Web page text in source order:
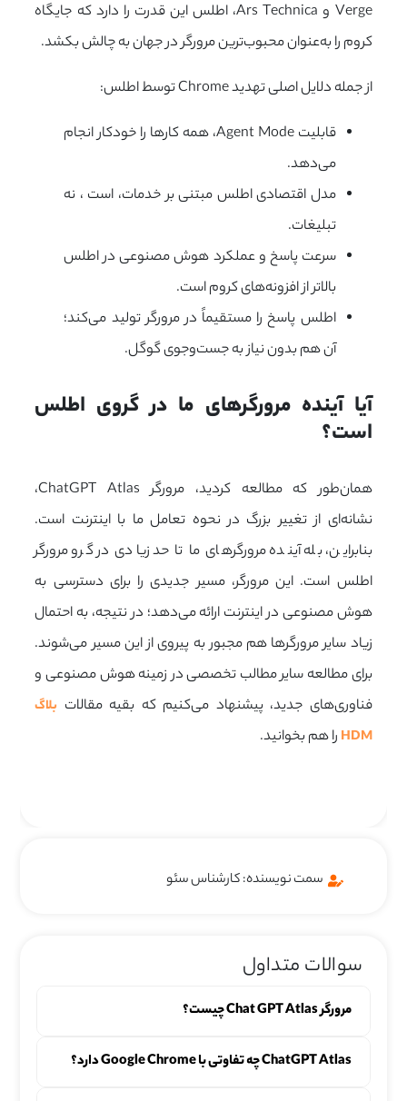
Verge و Ars Technica، اطلس این قدرت را دارد که جایگاه
کروم را به‌عنوان محبوب‌ترین مرورگر در جهان به چالش بکشد.
از جمله دلایل اصلی تهدید Chrome توسط اطلس:
قابلیت Agent Mode، همه کارها را خودکار انجام
می‌دهد.
مدل اقتصادی اطلس مبتنی بر خدمات، است ، نه
تبلیغات.
سرعت پاسخ و عملکرد هوش مصنوعی در اطلس
بالاتر از افزونه‌های کروم است.
اطلس پاسخ را مستقیماً در مرورگر تولید می‌کند؛
آن هم بدون نیاز به جست‌وجوی گوگل.
است؟
همان‌طور که مطالعه کردید، مرورگر ChatGPT Atlas،
نشانه‌ای از تغییر بزرگ در نحوه تعامل ما با اینترنت است.
بنابراین، بله آینده مرورگرهای ما تا حد زیادی در گرو مرورگر
اطلس است. این مرورگر، مسیر جدیدی را برای دسترسی به
هوش مصنوعی در اینترنت ارائه می‌دهد؛ در نتیجه، به احتمال
زیاد سایر مرورگرها هم مجبور به پیروی از این مسیر می‌شوند.
برای مطالعه سایر مطالب تخصصی در زمینه هوش مصنوعی و
فناوری‌های جدید، پیشنهاد می‌کنیم که بقیه مقالات بلاگ
HDM را هم بخوانید.
سمت نویسنده: کارشناس سئو
سوالات متداول
مرورگر Chat GPT Atlas چیست؟
ChatGPT Atlas چه تفاوتی با Google Chrome دارد؟